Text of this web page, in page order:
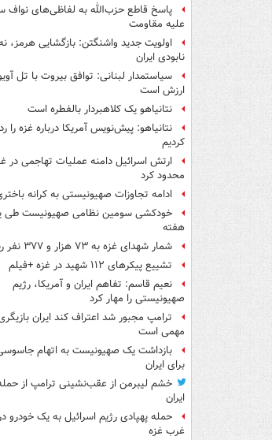
پاسخ قاطع حزب‌الله به لفاظی‌های نواف
علیه مقاومت
اولویت جدید واشنگتن: بازگشایی هرمز،
نابودی ایران
سیاستمدار لبنانی: توافق بیروت با تل
ارزش است
نتانیاهو یک کلاهبردار بالفطره است
نتانیاهو: پیش‌نویس آمریکا درباره غزه را رد
کردیم
ارتش اسرائیل دامنه عملیات تهاجمی در
محدود کرد
ادامه تجاوزات صهیونیستی به کرانه
خودکشی سومین نظامی صهیونیست طی
هفته
شمار شهدای غزه به ۷۳ هزار و ۳۷۷ نفر رسید
تشییع پیکرهای ۱۱۲ شهید در غزه +فیلم
نعیم قاسم: تفاهم ایران و آمریکا، رژیم
صهیونیستی را مهار کرد
ترامپ مجبور شد اعتراف کند ایران
مهمی است
بازداشت یک صهیونیست به اتهام
برای ایران
خشم لیبرمن از عقب‌نشینی ترامپ از
ایران
حمله پهپادی رژیم اسرائیل به یک خودرو
غرب غزه